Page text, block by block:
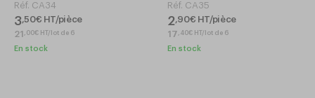
Réf. CA34
3,50€ HT/pièce
21 , 00€ HT/lot de 6
En stock
Réf. CA35
2,90€ HT/pièce
17 , 40€ HT/lot de 6
En stock